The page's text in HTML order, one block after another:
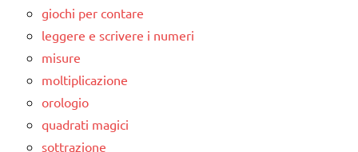
giochi per contare
leggere e scrivere i numeri
misure
moltiplicazione
orologio
quadrati magici
sottrazione